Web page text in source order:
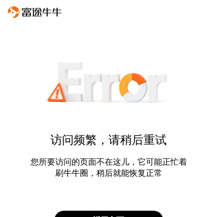
访问频繁，请稍后重试
您所要访问的页面不在这儿，它可能正忙着
刷牛牛圈，稍后就能恢复正常